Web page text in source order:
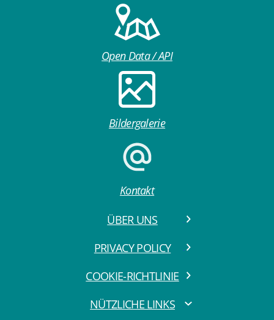
Open Data / API
Bildergalerie
Kontakt
ÜBER UNS
PRIVACY POLICY
COOKIE-RICHTLINIE
NÜTZLICHE LINKS